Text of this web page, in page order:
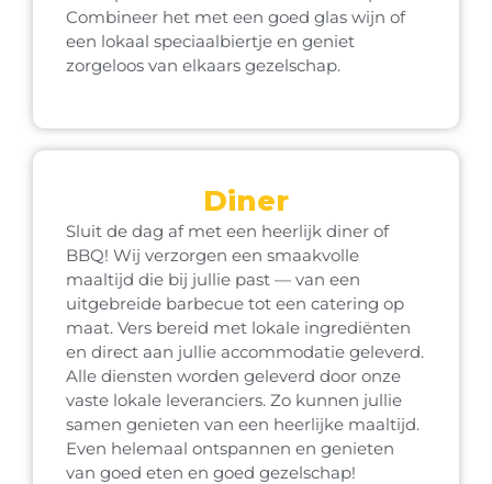
Combineer het met een goed glas wijn of
een lokaal speciaalbiertje en geniet
zorgeloos van elkaars gezelschap.
Diner
Sluit de dag af met een heerlijk diner of
BBQ! Wij verzorgen een smaakvolle
maaltijd die bij jullie past — van een
uitgebreide barbecue tot een catering op
maat. Vers bereid met lokale ingrediënten
en direct aan jullie accommodatie geleverd.
Alle diensten worden geleverd door onze
vaste lokale leveranciers. Zo kunnen jullie
samen genieten van een heerlijke maaltijd.
Even helemaal ontspannen en genieten
van goed eten en goed gezelschap!